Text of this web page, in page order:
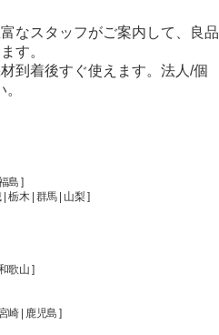
なスタッフがご案内して、良品
す。
到着後すぐ使えます。法人/個
島 ]
栃木 | 群馬 | 山梨 ]
歌山 ]
崎 | 鹿児島 ]